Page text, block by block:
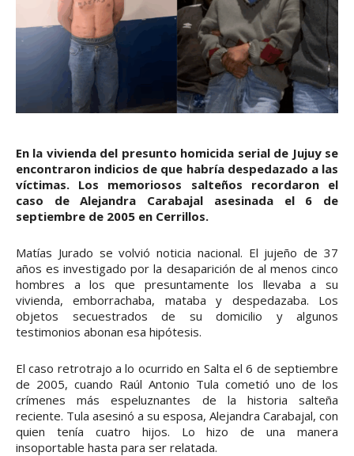
En la vivienda del presunto homicida serial de Jujuy se
encontraron indicios de que habría despedazado a las
víctimas. Los memoriosos salteños recordaron el
caso de Alejandra Carabajal asesinada el 6 de
septiembre de 2005 en Cerrillos.
Matías Jurado se volvió noticia nacional. El jujeño de 37
años es investigado por la desaparición de al menos cinco
hombres a los que presuntamente los llevaba a su
vivienda, emborrachaba, mataba y despedazaba. Los
objetos secuestrados de su domicilio y algunos
testimonios abonan esa hipótesis.
El caso retrotrajo a lo ocurrido en Salta el 6 de septiembre
de 2005, cuando Raúl Antonio Tula cometió uno de los
crímenes más espeluznantes de la historia salteña
reciente. Tula asesinó a su esposa, Alejandra Carabajal, con
quien tenía cuatro hijos. Lo hizo de una manera
insoportable hasta para ser relatada.